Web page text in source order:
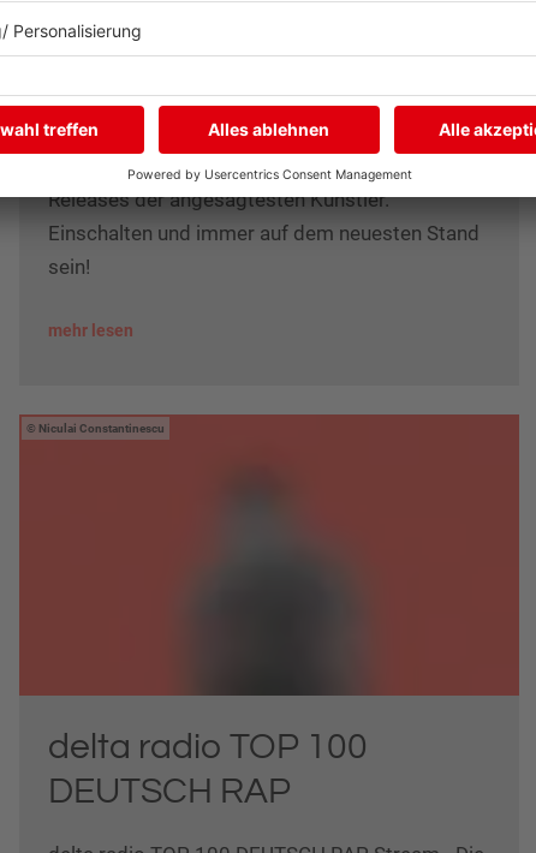
delta radio BRANDNEU
Frisch aus dem Studio: Hier laufen rund um die
Uhr die heißesten Newcomer und brandneue
Releases der angesagtesten Künstler.
Einschalten und immer auf dem neuesten Stand
sein!
mehr lesen
Niculai Constantinescu
delta radio TOP 100
DEUTSCH RAP